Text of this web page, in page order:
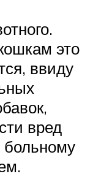
это
ввиду
вред
больному